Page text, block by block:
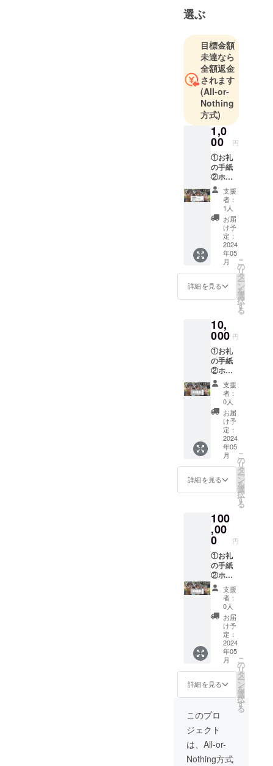
を行うため
ファンディ
ングに登録
いたしまし
た。
夢は世界販
売！！
ご支援者様
と一緒に、
より良い商
品を世界に
販売出来る
ことを目指
し、日々挑
戦をするこ
とを忘れず
に楽しく前
向きに、み
んなさんの
お手伝いを
するために
世界流通を
目指し邁進
して参りま
すので、よ
ろしくお願
い致しま
選ぶ
目標金額
未達なら
全額返金
されます
(All-or-
Nothing
方式)
1,0
00 円
①お礼
の手紙
②ホー
ムペー
ジにス
ポン
サーと
して会
社名ま
たは名
前の記
験販売
や販売
に関わ
るご通
3点を考
えてお
ります
が起業
後、支
援者様
とコン
タクト
をとり
試供品
の発
送、イ
ベント
の告知
や招待
なども
できれ
支援
者：
1人
お届
け予
定：
2024
年05
月
詳細を見る
こ
の
リ
タ
ー
ン
を
選
択
す
る
10,
000 円
①お礼
の手紙
②ホー
ムペー
ジにス
ポン
サーと
して会
社名ま
たは名
前の記
験販売
や販売
に関わ
るご通
援者の
みが入
れる
シーク
レット
ECサイ
ト販売
⑤商品
の製品
制作後
に、夢
プロ
ジェク
トの商
品を支
援者が
販売出
来る権
利 この
5点を考
えてお
ります
が起業
後、支
援者様
とコン
支援
者：
0人
お届
け予
定：
2024
年05
月
詳細を見る
こ
の
リ
タ
ー
ン
を
選
択
す
る
100
,00
0 円
①お礼
の手紙
②ホー
ムペー
ジにス
ポン
サーと
して会
社名ま
たは名
前の記
験販売
や販売
に関わ
るご通
達 ④支
援者の
みが入
れる
シーク
レット
支援
者：
0人
お届
け予
定：
2024
年05
月
詳細を見る
こ
の
リ
タ
ー
ン
を
選
択
す
る
このプロ
ジェクト
は、All-or-
Nothing方式